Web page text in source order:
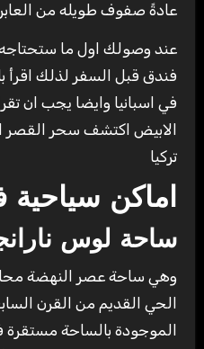
عادةً صفوف طويله من
عند وصولك اول ما
فندق قبل السفر لذلك اقرأ
في اسبانيا وايضا يجب ان
الابيض اكتشف سحر القصر
تركيا
اماكن سياحية
ساحة لوس
وهي ساحة عصر النهضة
الحي القديم من القرن
الموجودة بالساحة